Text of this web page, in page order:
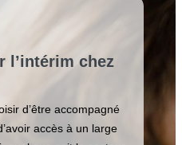
l’intérim chez
d’être accompagné
accès à un large